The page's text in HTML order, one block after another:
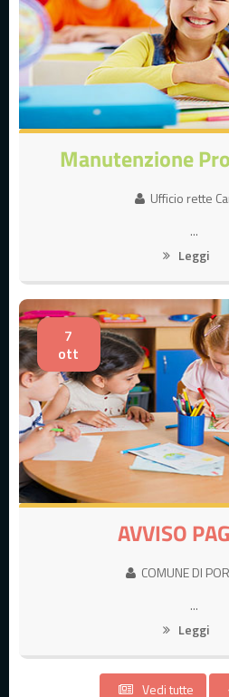
Manutenzione
Ufficio rette
...
Leggi
7
ott
AVVISO
COMUNE DI
...
Leggi
Vedi tutte